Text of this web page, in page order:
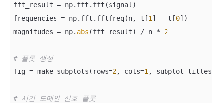
fft_result = np.fft.fft(signal)
frequencies = np.fft.fftfreq(n, t[1 ] - t[0])
magnitudes = np. abs (fft_result) / n * 2
# 플롯 생성
fig = make_subplots(rows=2, cols=1 , subplot_titles=(
# 시간 도메인 신호 플롯